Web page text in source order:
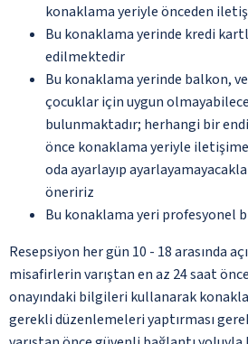
konaklama yeriyle önceden
Bu konaklama yerinde kredi
edilmektedir
Bu konaklama yerinde balkon,
çocuklar için uygun
bulunmaktadır; herhangi bir
önce konaklama yeriyle
oda ayarlayıp
öneririz
Bu konaklama yeri profesyonel
Resepsiyon her gün 10 - 18 arasında
misafirlerin varıştan en az 24 saat
onayındaki bilgileri kullanarak
gerekli düzenlemeleri yaptırması